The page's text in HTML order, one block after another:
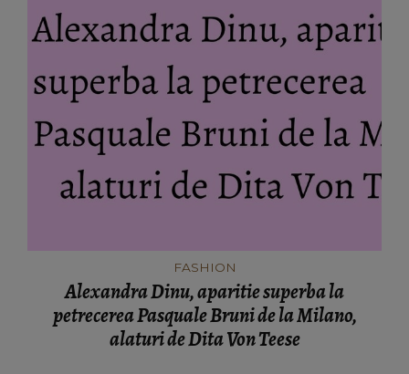
FASHION
Alexandra Dinu, aparitie superba la
petrecerea Pasquale Bruni de la Milano,
alaturi de Dita Von Teese